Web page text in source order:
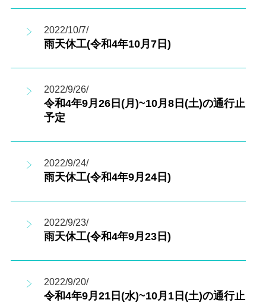
2022/10/7/
雨天休工(令和4年10月7日)
2022/9/26/
令和4年9月26日(月)~10月8日(土)の通行止
予定
2022/9/24/
雨天休工(令和4年9月24日)
2022/9/23/
雨天休工(令和4年9月23日)
2022/9/20/
令和4年9月21日(水)~10月1日(土)の通行止